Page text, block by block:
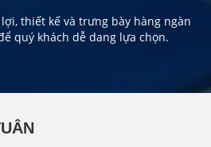
thiết kế và trưng bày hàng ngàn
quý khách dễ dang lựa chọn.